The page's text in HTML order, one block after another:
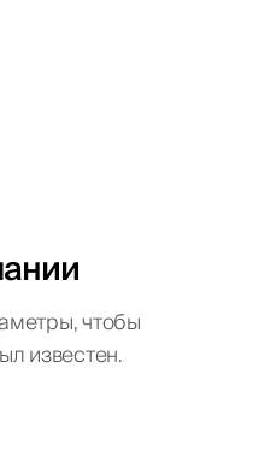
чтобы
известен.